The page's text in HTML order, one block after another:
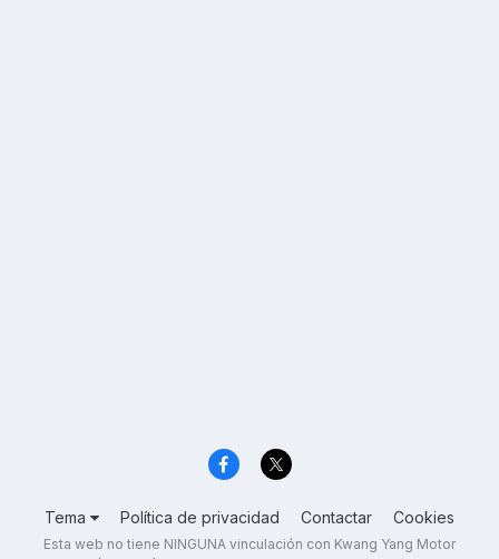
Tema Política de privacidad Contactar Cookies
Esta web no tiene NINGUNA vinculación con Kwang Yang Motor